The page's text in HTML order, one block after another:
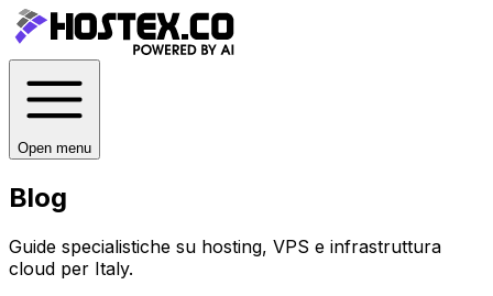
Open menu
Blog
Guide specialistiche su hosting, VPS e infrastruttura
cloud per Italy.